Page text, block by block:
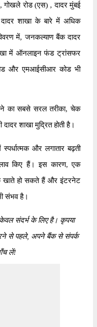
रोड (एस) , दादर मुंबई
शाखा के बारे में अधिक
में, जनकल्याण बैंक दादर
में ऑनलाइन फंड ट्रांसफर
और एमआईसीआर कोड भी
का सबसे सरल तरीका, चेक
शाखा मुद्रित होती है।
और लगातार बढ़ती
किए हैं। इस कारण, एक
खाते हो सकते हैं और इंटरनेट
संभव है।
संदर्भ के लिए है। कृपया
से पहले, अपने बैंक से संपर्क
लें!